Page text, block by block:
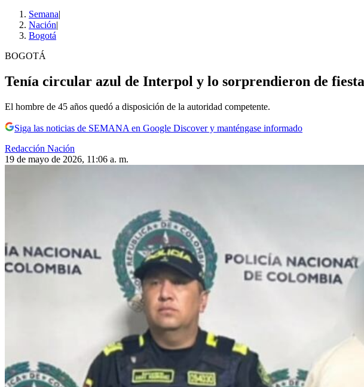
Semana|
Nación|
Bogotá
BOGOTÁ
Tenía circular azul de Interpol y lo sorprendieron de
El hombre de 45 años quedó a disposición de la autoridad competente.
Siga las noticias de SEMANA en Google Discover y manténgase informado
Redacción Nación
19 de mayo de 2026, 11:06 a. m.